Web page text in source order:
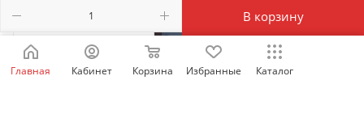
В корзину
Главная Кабинет Корзина Избранные Каталог